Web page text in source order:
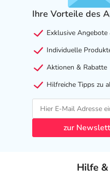
Ihre Vorteile des
Exklusive Angebote
Individuelle
Aktionen & Rabatte
Hilfreiche Tipps zu
zur
Hilfe